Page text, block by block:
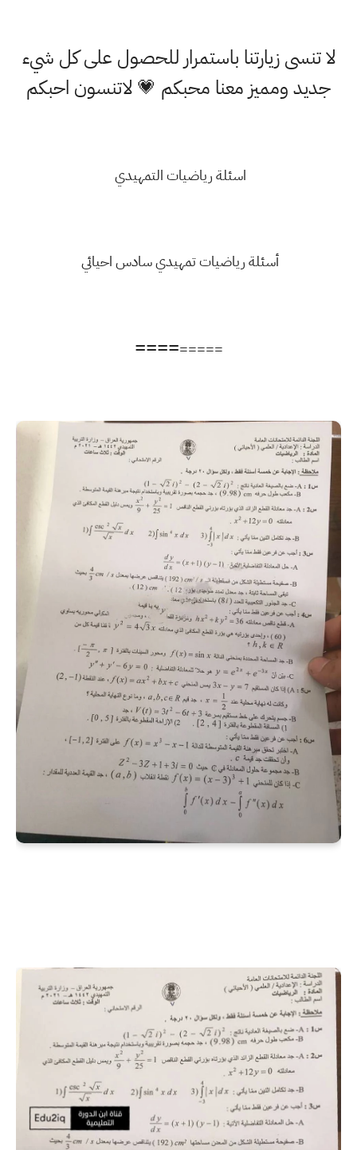
لا تنسى زيارتنا باستمرار للحصول على كل شيء
جديد ومميز معنا محبكم 💗 لاتنسون احبكم
اسئلة رياضيات التمهيدي
أسئلة رياضيات تمهيدي سادس احيائي
=====
====